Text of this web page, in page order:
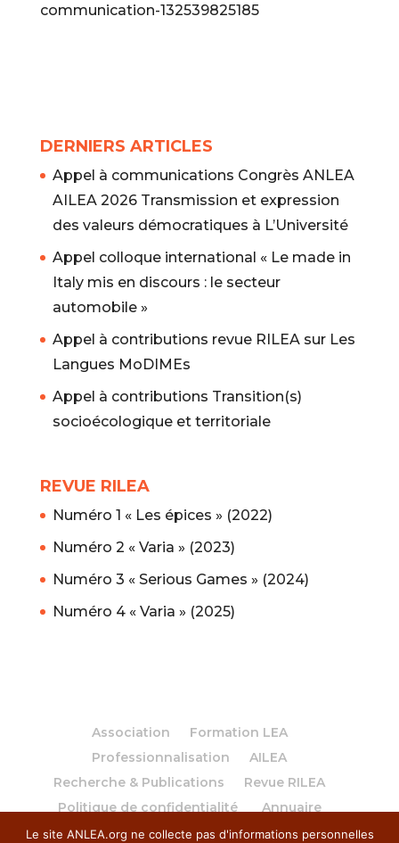
communication-132539825185
DERNIERS ARTICLES
Appel à communications Congrès ANLEA
AILEA 2026 Transmission et expression
des valeurs démocratiques à L’Université
Appel colloque international « Le made in
Italy mis en discours : le secteur
automobile »
Appel à contributions revue RILEA sur Les
Langues MoDIMEs
Appel à contributions Transition(s)
socioécologique et territoriale
REVUE RILEA
Numéro 1 « Les épices » (2022)
Numéro 2 « Varia » (2023)
Numéro 3 « Serious Games » (2024)
Numéro 4 « Varia » (2025)
Association
Formation LEA
Professionnalisation
AILEA
Recherche & Publications
Revue RILEA
Politique de confidentialité
Annuaire
Le site ANLEA.org ne collecte pas d'informations personnelles